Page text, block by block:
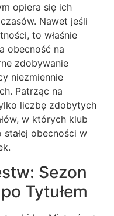
opiera się ich
Nawet jeśli
to właśnie
obecność na
zdobywanie
niezmiennie
Patrząc na
liczbę zdobytych
w których klub
stałej obecności w
Sezon
Tytułem